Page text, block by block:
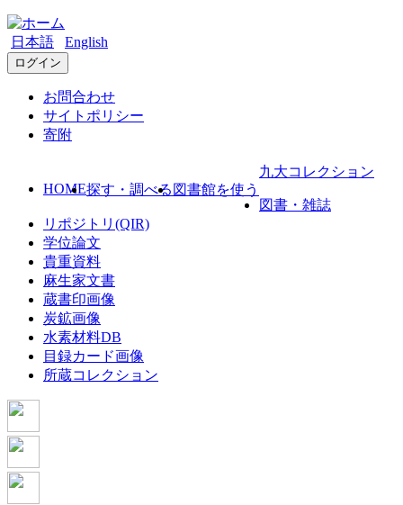
日本語 English
ログイン
お問合わせ
サイトポリシー
寄附
HOME探す・調べる 図書館を使う
九大コレクション
図書・雑誌
リポジトリ(QIR)
学位論文
貴重資料
麻生家文書
蔵書印画像
炭鉱画像
水素材料DB
目録カード画像
所蔵コレクション